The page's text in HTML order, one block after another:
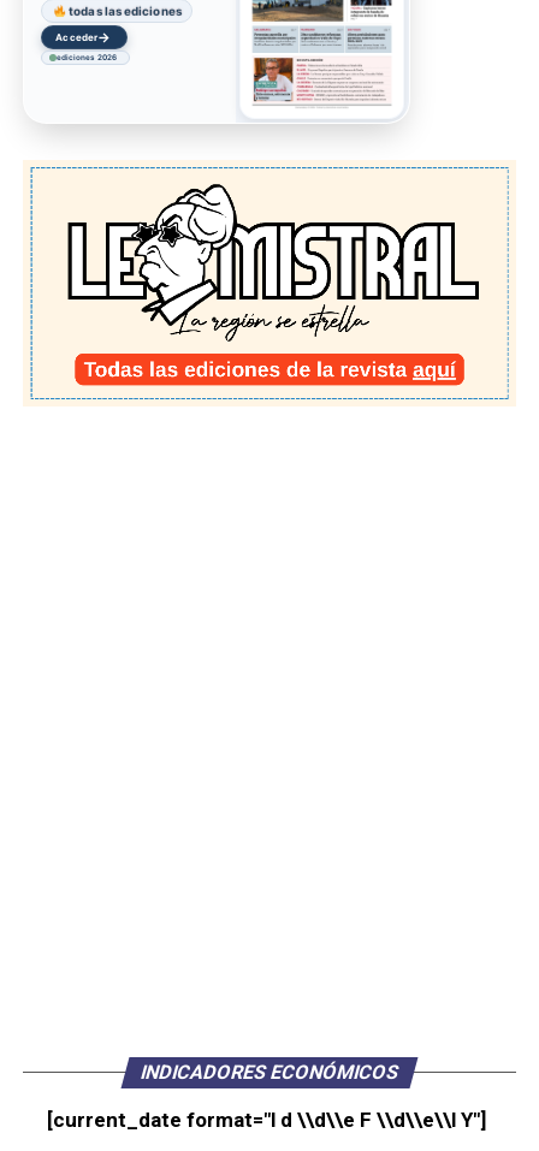
todas las ediciones
Acceder→
ediciones 2026
INDICADORES ECONÓMICOS
[current_date format="l d \\d\\e F \\d\\e\\l Y"]